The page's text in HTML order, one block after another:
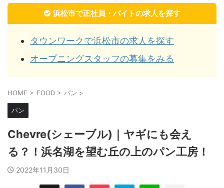
浜松市で正社員・バイトの求人を探す
タウンワークで浜松市の求人を探す
オープニングスタッフの募集をみる
HOME > FOOD > パン >
パン
Chevre(シェーブル)｜ヤギにも会え
る？！浜名湖を望む丘の上のパン工房！
2022年11月30日